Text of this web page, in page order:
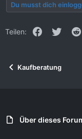
Du musst dich
Teilen: Facebook
Twitter
Kaufberatung
Über dieses